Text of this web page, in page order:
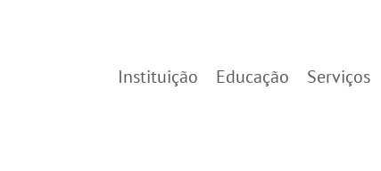
Instituição Educação Serviços